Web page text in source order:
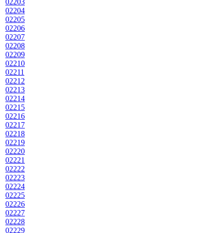
02203
02204
02205
02206
02207
02208
02209
02210
02211
02212
02213
02214
02215
02216
02217
02218
02219
02220
02221
02222
02223
02224
02225
02226
02227
02228
02229